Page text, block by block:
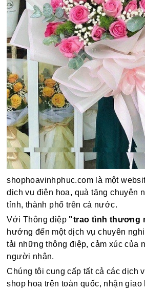
shophoavinhphuc.com là một
dịch vụ điện hoa, quà tặng chuyên
tỉnh, thành phố trên cả nước.
Với Thông điệp "trao tình thương
hướng đến một dịch vụ chuyên
tải những thông điệp, cảm xúc của
người nhận.
Chúng tôi cung cấp tất cả các dịch
shop hoa trên toàn quốc, nhận giao